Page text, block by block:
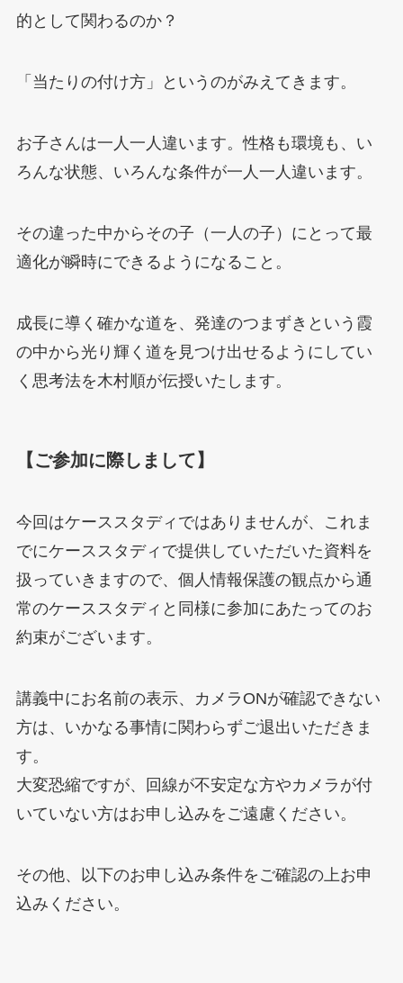
的として関わるのか？
「当たりの付け方」というのがみえてきます。
お子さんは一人一人違います。性格も環境も、い
ろんな状態、いろんな条件が一人一人違います。
その違った中からその子（一人の子）にとって最
適化が瞬時にできるようになること。
成長に導く確かな道を、発達のつまずきという霞
の中から光り輝く道を見つけ出せるようにしてい
く思考法を木村順が伝授いたします。
【ご参加に際しまして】
今回はケーススタディではありませんが、これま
でにケーススタディで提供していただいた資料を
扱っていきますので、個人情報保護の観点から通
常のケーススタディと同様に参加にあたってのお
約束がございます。
講義中にお名前の表示、カメラONが確認できない
方は、いかなる事情に関わらずご退出いただきま
す。
大変恐縮ですが、回線が不安定な方やカメラが付
いていない方はお申し込みをご遠慮ください。
その他、以下のお申し込み条件をご確認の上お申
込みください。